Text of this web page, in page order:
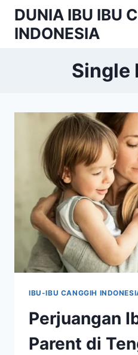
Skip
content
DUNIA IBU IBU
INDONESIA
Single
IBU-IBU CANGGIH
Perjuangan
Parent di